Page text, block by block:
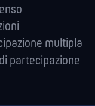
multipla
partecipazione